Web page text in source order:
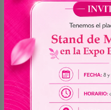
Formatos aceptados:
WEBP
0.0